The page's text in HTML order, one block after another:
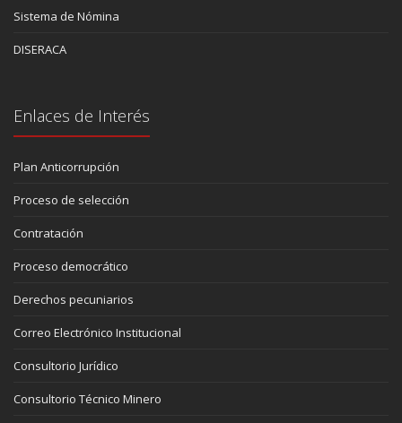
Sistema de Nómina
DISERACA
Enlaces de Interés
Plan Anticorrupción
Proceso de selección
Contratación
Proceso democrático
Derechos pecuniarios
Correo Electrónico Institucional
Consultorio Jurídico
Consultorio Técnico Minero